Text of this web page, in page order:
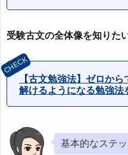
受験古文の全体像を知りた
【古文勉強法】ゼロか
解けるようになる勉強法
基本的なステ